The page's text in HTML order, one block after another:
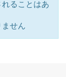
ることはあ
せん